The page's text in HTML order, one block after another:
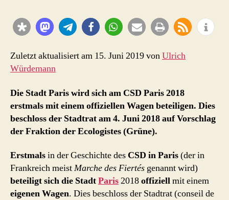
mit
offiziellem
der
Zuletzt aktualisiert am 15. Juni 2019 vonUlrich
Würdemann
Die Stadt Paris wird sich am CSD Paris 2018
erstmals mit einem offiziellen Wagen beteiligen. Dies
beschloss der Stadtrat am 4. Juni 2018 auf Vorschlag
der Fraktion der Ecologistes (Grüne).
Erstmalsin der Geschichte des CSD in Paris(der in
Frankreich meistMarche des Fiertés genannt wird)
beteiligt sich die StadtParis2018offiziellmit einem
eigenen Wagen. Dies beschloss der Stadtrat (conseil de